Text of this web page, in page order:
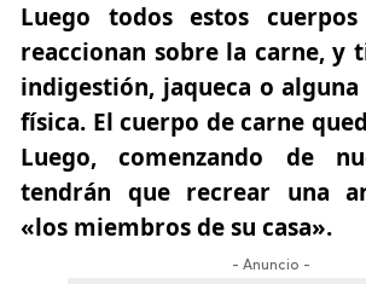
Luego todos estos cuerpos
reaccionan sobre la carne, y
indigestión, jaqueca o
física. El cuerpo de carne
Luego, comenzando de
tendrán que recrear una
«los miembros de su casa».
- Anuncio -